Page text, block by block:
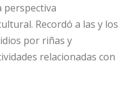
perspectiva
Recordó a las y los
por riñas y
relacionadas con